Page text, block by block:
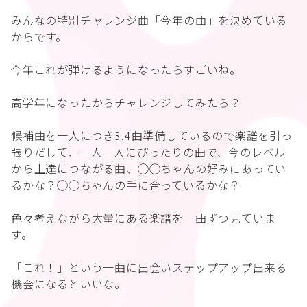
みんなの特別チャレンジ曲「今年の曲」を決めている
からです。
今年これが弾けるようになったらすごいね。
高学年になったからチャレンジしてみたら？
候補曲を一人につき3.4曲準備しているので楽譜を引っ
張りだして、一人一人にぴったりの曲で、今のレベル
から上達につながる曲、◯◯ちゃんの好みにあってい
るかな？◯◯ちゃんの手に合っているかな？
色々考えながら大量にある楽譜を一曲ずつ見ていま
す。
「これ！」という一曲に出会いステップアップ出来る
機会になるといいな。